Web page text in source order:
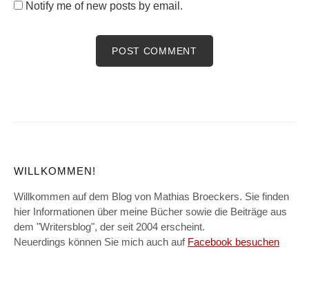
Notify me of new posts by email.
WILLKOMMEN!
Willkommen auf dem Blog von Mathias Broeckers. Sie finden
hier Informationen über meine Bücher sowie die Beiträge aus
dem "Writersblog", der seit 2004 erscheint.
Neuerdings können Sie mich auch auf Facebook besuchen